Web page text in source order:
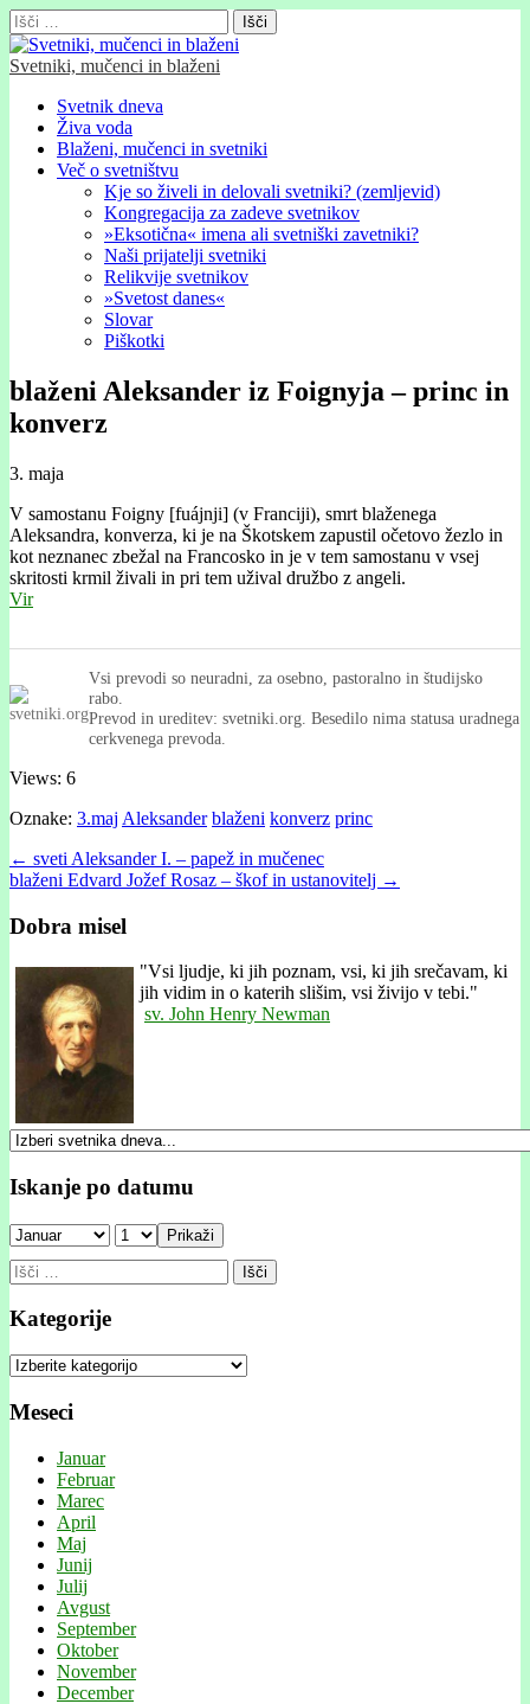
Išči:
Svetniki, mučenci in blaženi
Glavni
meni
Skip
content
Svetnik dneva
Živa voda
Blaženi, mučenci in svetniki
Več o svetništvu
Kje so živeli in delovali svetniki? (zemljevid)
Kongregacija za zadeve svetnikov
»Eksotična« imena ali svetniški zavetniki?
Naši prijatelji svetniki
Relikvije svetnikov
»Svetost danes«
Slovar
Piškotki
blaženi Aleksander iz Foignyja – princ in
konverz
3. maja
V samostanu Foigny [fuájnji] (v Franciji), smrt blaženega
Aleksandra, konverza, ki je na Škotskem zapustil očetovo žezlo in
kot neznanec zbežal na Francosko in je v tem samostanu v vsej
skritosti krmil živali in pri tem užival družbo z angeli.
Vir
Vsi prevodi so neuradni, za osebno, pastoralno in študijsko
rabo.
Prevod in ureditev: svetniki.org. Besedilo nima statusa uradnega
cerkvenega prevoda.
Views: 6
Oznake: 3.maj Aleksander blaženi konverz princ
Post
navigation
← sveti Aleksander I. – papež in mučenec
blaženi Edvard Jožef Rosaz – škof in ustanovitelj →
Dobra misel
"Vsi ljudje, ki jih poznam, vsi, ki jih srečavam, ki
jih vidim in o katerih slišim, vsi živijo v tebi."
sv. John Henry Newman
Iskanje po datumu
Prikaži
Išči:
Kategorije
Kategorije
Meseci
Januar
Februar
Marec
April
Maj
Junij
Julij
Avgust
September
Oktober
November
December